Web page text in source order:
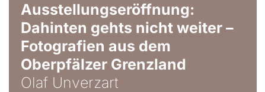
Ausstellungseröffnung:
Dahinten gehts nicht weiter –
Fotografien aus dem
Oberpfälzer Grenzland
Olaf Unverzart